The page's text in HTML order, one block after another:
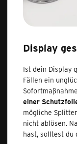
Display
Ist dein Display
Fällen ein
einer
mögliche
nicht ablösen.
hast, solltest du